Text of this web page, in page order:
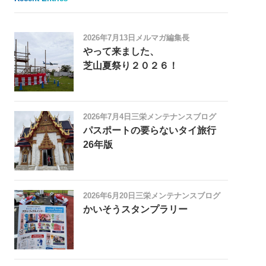
2026年7月13日 メルマガ編集長
やって来ました、
芝山夏祭り２０２６！
2026年7月4日 三栄メンテナンスブログ
パスポートの要らないタイ旅行
26年版
2026年6月20日 三栄メンテナンスブログ
かいそうスタンプラリー